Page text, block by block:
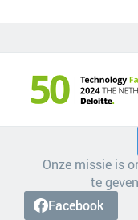
Onze missie is
te
Facebook